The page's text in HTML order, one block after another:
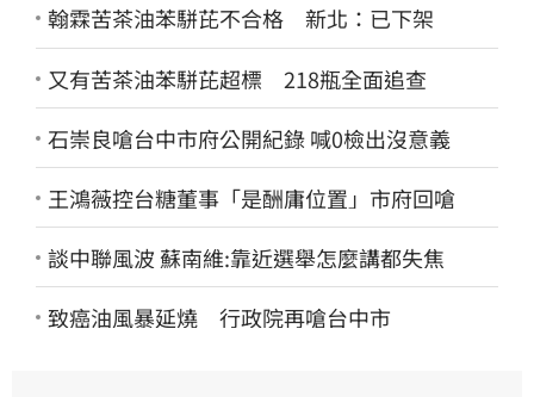
翰霖苦茶油苯駢芘不合格 新北：已下架
又有苦茶油苯駢芘超標 218瓶全面追查
石崇良嗆台中市府公開紀錄 喊0檢出沒意義
王鴻薇控台糖董事「是酬庸位置」市府回嗆
談中聯風波 蘇南維:靠近選舉怎麼講都失焦
致癌油風暴延燒 行政院再嗆台中市